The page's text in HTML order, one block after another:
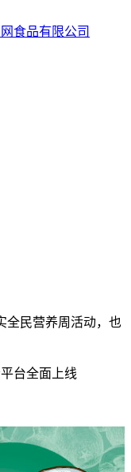
全民营养周活动，也
台全面上线